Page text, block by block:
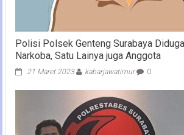
Polisi Polsek Genteng Surabaya
Narkoba, Satu Lainya juga Anggota
21 Maret 2023 kabarjawatimur 0